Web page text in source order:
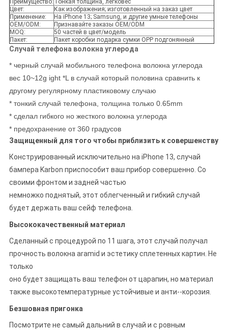
Преимущество: Тонкая толщина, легковес
Цвет:
Как изображения; изготовленный на заказ цвет
Применение:
На iPhone 13; Samsung, и другие умные телефоны
OEM/ODM:
Признавайте заказы OEM/ODM
MOQ:
50 частей в цвет/модель
Пакет:
Пакет коробки подарка сумки OPP подгонянный
Случай телефона волокна углерода
* черный случай мобильного телефона волокна углерода
вес 10~12g ight *L в случай который половина сравнить к
другому регулярному пластиковому случаю
* тонкий случай телефона, толщина только 0.65mm
* сделал гибкого но жесткого волокна углерода
* предохранение от 360 градусов
Защищенный для того чтобы приблизить к совершенству
Конструированный исключительно на iPhone 13, случай
бампера Karbon приспособит ваш прибор совершенно. Со
своими фронтом и задней частью
немножко поднятый, этот облегченный и гибкий случай
будет держать ваш сейф телефона.
Высококачественный материал
Сделанный с процедурой по 11 шага, этот случай получал
прочность волокна aramid и эстетику сплетенных картин. Не
только
оно будет защищать ваш телефон от царапин, но материал
также высокотемпературные устойчивые и анти--корозия.
Безшовная пригонка
Посмотрите не самый дальний в случай и с ровным